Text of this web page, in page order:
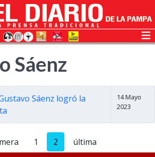
Sáenz
Sáenz logró la
14 Mayo
2023
1 2 última